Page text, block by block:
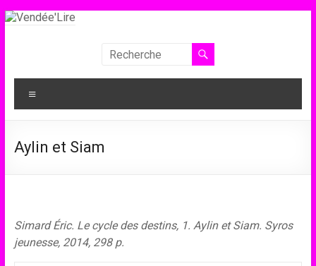
Aller
Vendée'Lire
Le
prix
collégiens
Aylin et Siam
Simard Éric. Le cycle des destins, 1. Aylin et Siam. Syros
jeunesse, 2014, 298 p.